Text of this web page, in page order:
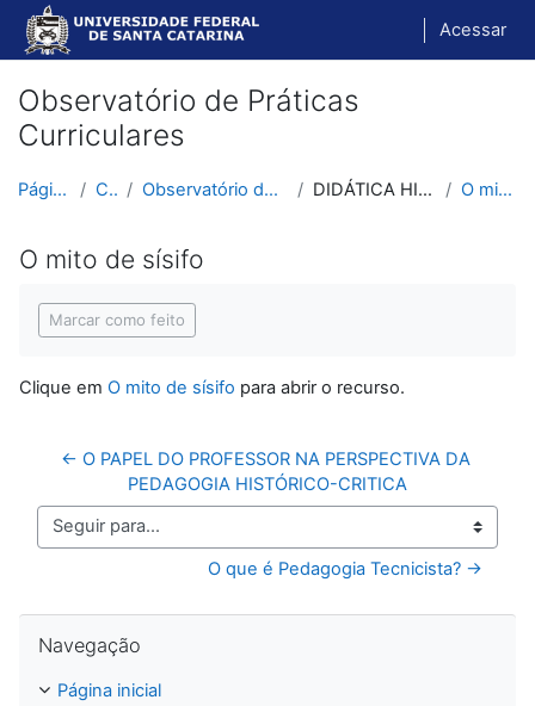
Ir para o conteúdo principal
Acessar
Observatório de Práticas
Curriculares
Página inicial Cursos Observatório de Práticas Curriculares DIDÁTICA HISTÓRICO-CRÍTICA O mito de sísifo
O mito de sísifo
Marcar como feito
Clique em O mito de sísifo para abrir o recurso.
← O PAPEL DO PROFESSOR NA PERSPECTIVA DA
PEDAGOGIA HISTÓRICO-CRITICA
Seguir para...
O que é Pedagogia Tecnicista? →
Navegação
Página inicial